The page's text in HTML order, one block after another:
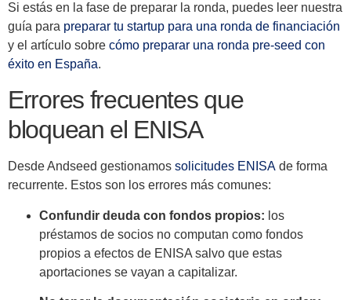
Si estás en la fase de preparar la ronda, puedes leer nuestra
guía para preparar tu startup para una ronda de financiación
y el artículo sobre cómo preparar una ronda pre-seed con
éxito en España.
Errores frecuentes que
bloquean el ENISA
Desde Andseed gestionamos solicitudes ENISA de forma
recurrente. Estos son los errores más comunes:
Confundir deuda con fondos propios: los
préstamos de socios no computan como fondos
propios a efectos de ENISA salvo que estas
aportaciones se vayan a capitalizar.